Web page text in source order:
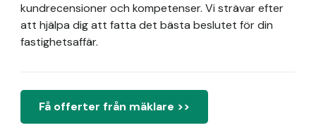
kundrecensioner och kompetenser. Vi strävar efter
att hjälpa dig att fatta det bästa beslutet för din
fastighetsaffär.
Få offerter från mäklare >>